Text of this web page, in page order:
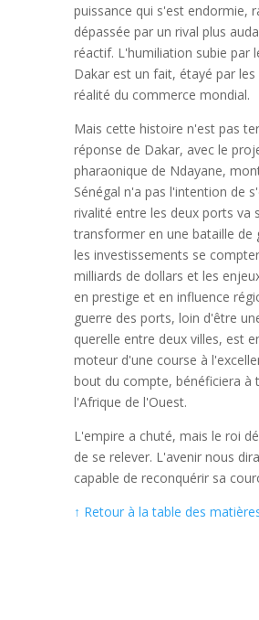
puissance qui s'est endormie,
dépassée par un rival plus
réactif. L'humiliation subie par
Dakar est un fait, étayé par
réalité du commerce mondial.
Mais cette histoire n'est pas
réponse de Dakar, avec le
pharaonique de Ndayane,
Sénégal n'a pas l'intention de
rivalité entre les deux ports va
transformer en une bataille de
les investissements se
milliards de dollars et les
en prestige et en influence
guerre des ports, loin d'être
querelle entre deux villes, est
moteur d'une course à
bout du compte, bénéficiera à
l'Afrique de l'Ouest.
L'empire a chuté, mais le roi
de se relever. L'avenir nous
capable de reconquérir sa
↑ Retour à la table des